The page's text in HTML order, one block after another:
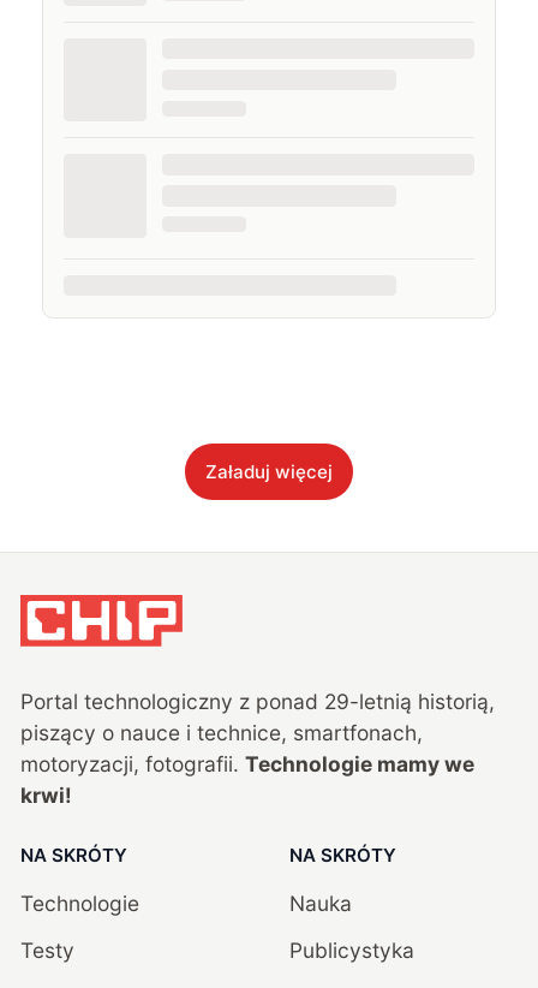
Załaduj więcej
Portal technologiczny z ponad 29-letnią historią,
piszący o nauce i technice, smartfonach,
motoryzacji, fotografii. Technologie mamy we
krwi!
NA SKRÓTY
Technologie
Testy
NA SKRÓTY
Nauka
Publicystyka